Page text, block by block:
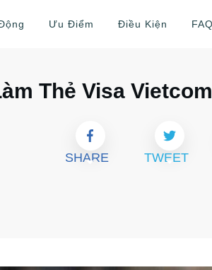
Ưu Điểm Điều Kiện FAQ
Thẻ Visa
SHARE TWEET